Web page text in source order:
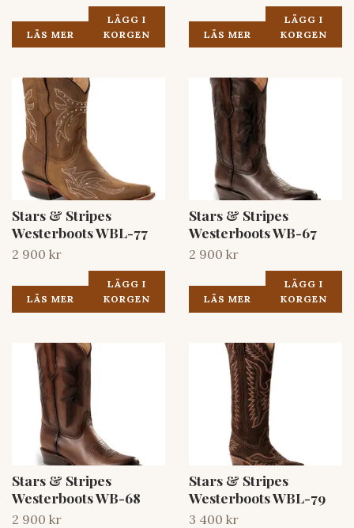
LÄS MER
LÄGG I
KORGEN
LÄS MER
LÄGG I
KORGEN
Stars & Stripes
Westerboots WBL-77
2 900 kr
LÄS MER
LÄGG I
KORGEN
Stars & Stripes
Westerboots WB-67
2 900 kr
LÄS MER
LÄGG I
KORGEN
Stars & Stripes
Westerboots WB-68
2 900 kr
Stars & Stripes
Westerboots WBL-79
3 400 kr